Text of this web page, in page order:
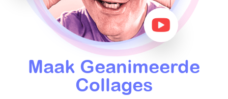
Maak Geanimeerde
Collages